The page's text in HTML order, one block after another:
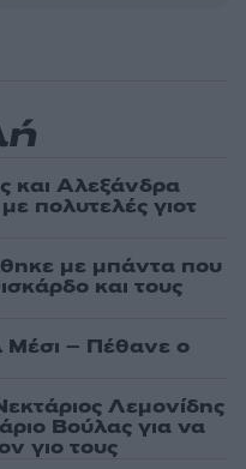
και Αλεξάνδρα
πολυτελές γιοτ
με μπάντα που
και τους
Μέσι – Πέθανε ο
Λεμονίδης
Βούλας για να
γιο τους